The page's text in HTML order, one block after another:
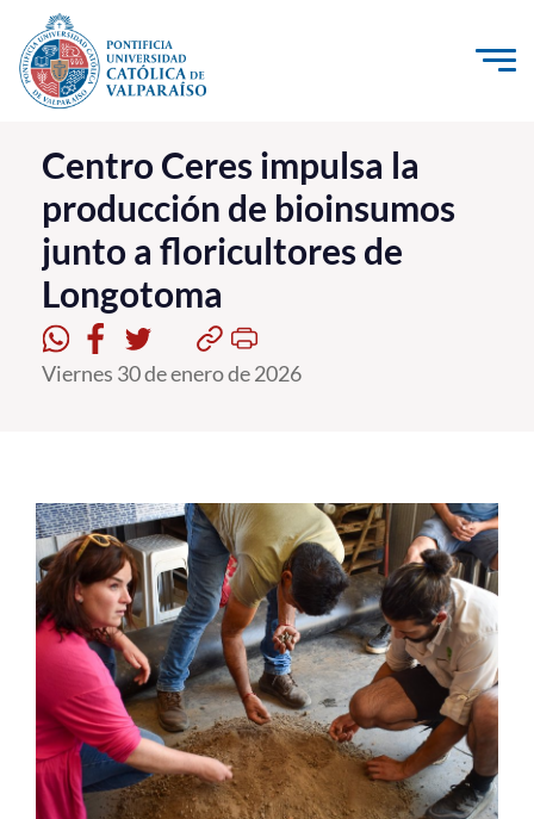
Click acá para ir directamente al contenido
La Universidad
Investigación, Creación e Innovación
PUCV Internacional
Vinculación con el Medio
Admisión
Formación Continua
Estudiantes
Académicos
Funcionarios
Alumni
Centro Ceres impulsa la
producción de bioinsumos
junto a floricultores de
Longotoma
Viernes 30 de enero de 2026